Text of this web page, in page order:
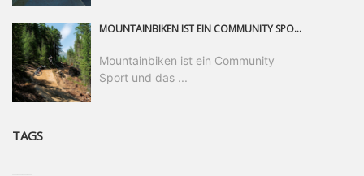
MOUNTAINBIKEN IST EIN COMMUNITY SPORT UND DAS BEWEIST SICH IN DER BIKE REPUBLIC SÖLDEN GERADE EINDRUCKSVOLL AUF ALLEN LEVELN. FREERIDE PROFI, SHAPERIN UND FRISCH GEWÄHLTE SWATCH NINES MVP VERO SANDLER IST BEGEISTERT VON DER VIELFALT DER BIKE DESTINATION, DER NEUEN JUMPLINE UND PLÄDIERT FÜR MUT BEI (FRAUEN) COMMUNITIES. VERO UND IHR VERLOBTER SAM HODGES VERBRINGEN MEHRERE MONATE IN DER BIKE REPUBLIC UND LASSEN UNS DARAN TEILHABEN. UM COMMUNITY GEHT ES AUCH BEI DER PARTNERSCHAFT ZWISCHEN SÖLDEN UND DEM NEUEN RIDERS PARK DONOVALY IN DER SLOWAKEI: DER DORTIGE TOURISMUSDIREKTOR JIRI PEC IST ÜBERZEUGT: VON MEHR BIKEPARKS PROFITIERT DIE GANZE MTB-SZENE – UND MIT DOMINIK LINSER, GESCHÄFTSFÜHRER DER BRS, HAT ER DAMIT DEN PERFEKTEN PARTNER GEFUNDEN.
Mountainbiken ist ein Community
Sport und das ...
TAGS